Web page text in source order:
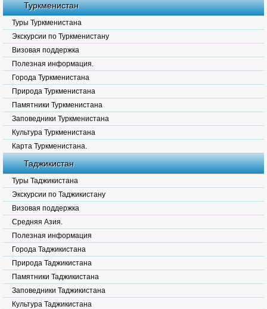
Туркменистан
Туры Туркменистана
Экскурсии по Туркменистану
Визовая поддержка
Полезная информация.
Города Туркменистана
Природа Туркменистана
Памятники Туркменистана
Заповедники Туркменистана
Культура Туркменистана
Карта Туркменистана.
Таджикистан
Туры Таджикистана
Экскурсии по Таджикистану
Визовая поддержка
Средняя Азия.
Полезная информация
Города Таджикистана
Природа Таджикистана
Памятники Таджикистана
Заповедники Таджикистана
Культура Таджикистана